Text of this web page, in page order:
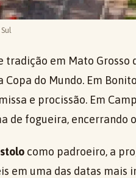
em Mato Grosso
do Mundo. Em
e procissão. Em
de fogueira, encerrando
como padroeiro, a
em uma das datas mais